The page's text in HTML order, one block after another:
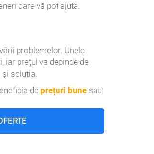
care vă pot ajuta.
problemelor. Unele
iar prețul va depinde de
soluția.
de prețuri bune sau: